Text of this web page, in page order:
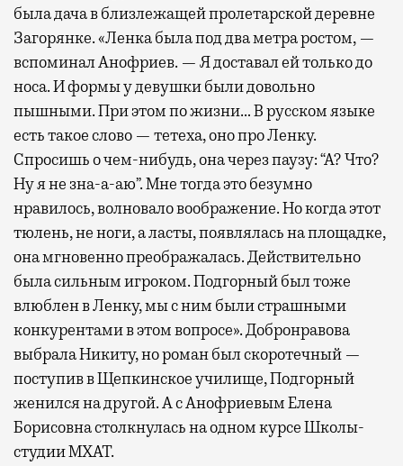
была дача в близлежащей пролетарской деревне
Загорянке. «Ленка была под два метра ростом, —
вспоминал Анофриев. — Я доставал ей только до
носа. И формы у девушки были довольно
пышными. При этом по жизни… В русском языке
есть такое слово — тетеха, оно про Ленку.
Спросишь о чем-нибудь, она через паузу: “А? Что?
Ну я не зна-а-аю”. Мне тогда это безумно
нравилось, волновало воображение. Но когда этот
тюлень, не ноги, а ласты, появлялась на площадке,
она мгновенно преображалась. Действительно
была сильным игроком. Подгорный был тоже
влюблен в Ленку, мы с ним были страшными
конкурентами в этом вопросе». Добронравова
выбрала Никиту, но роман был скоротечный —
поступив в Щепкинское училище, Подгорный
женился на другой. А с Анофриевым Елена
Борисовна столкнулась на одном курсе Школы-
студии МХАТ.